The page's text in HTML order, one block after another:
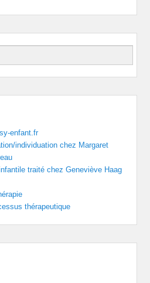
enfant.fr
individuation chez Margaret
traité chez Geneviève Haag
thérapeutique